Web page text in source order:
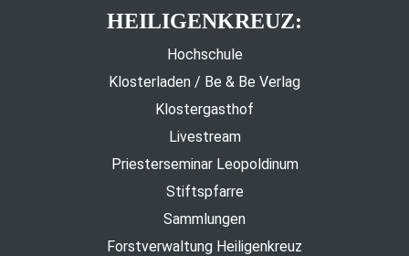
HEILIGENKREUZ:
Hochschule
Klosterladen / Be & Be Verlag
Klostergasthof
Livestream
Priesterseminar Leopoldinum
Stiftspfarre
Sammlungen
Forstverwaltung Heiligenkreuz